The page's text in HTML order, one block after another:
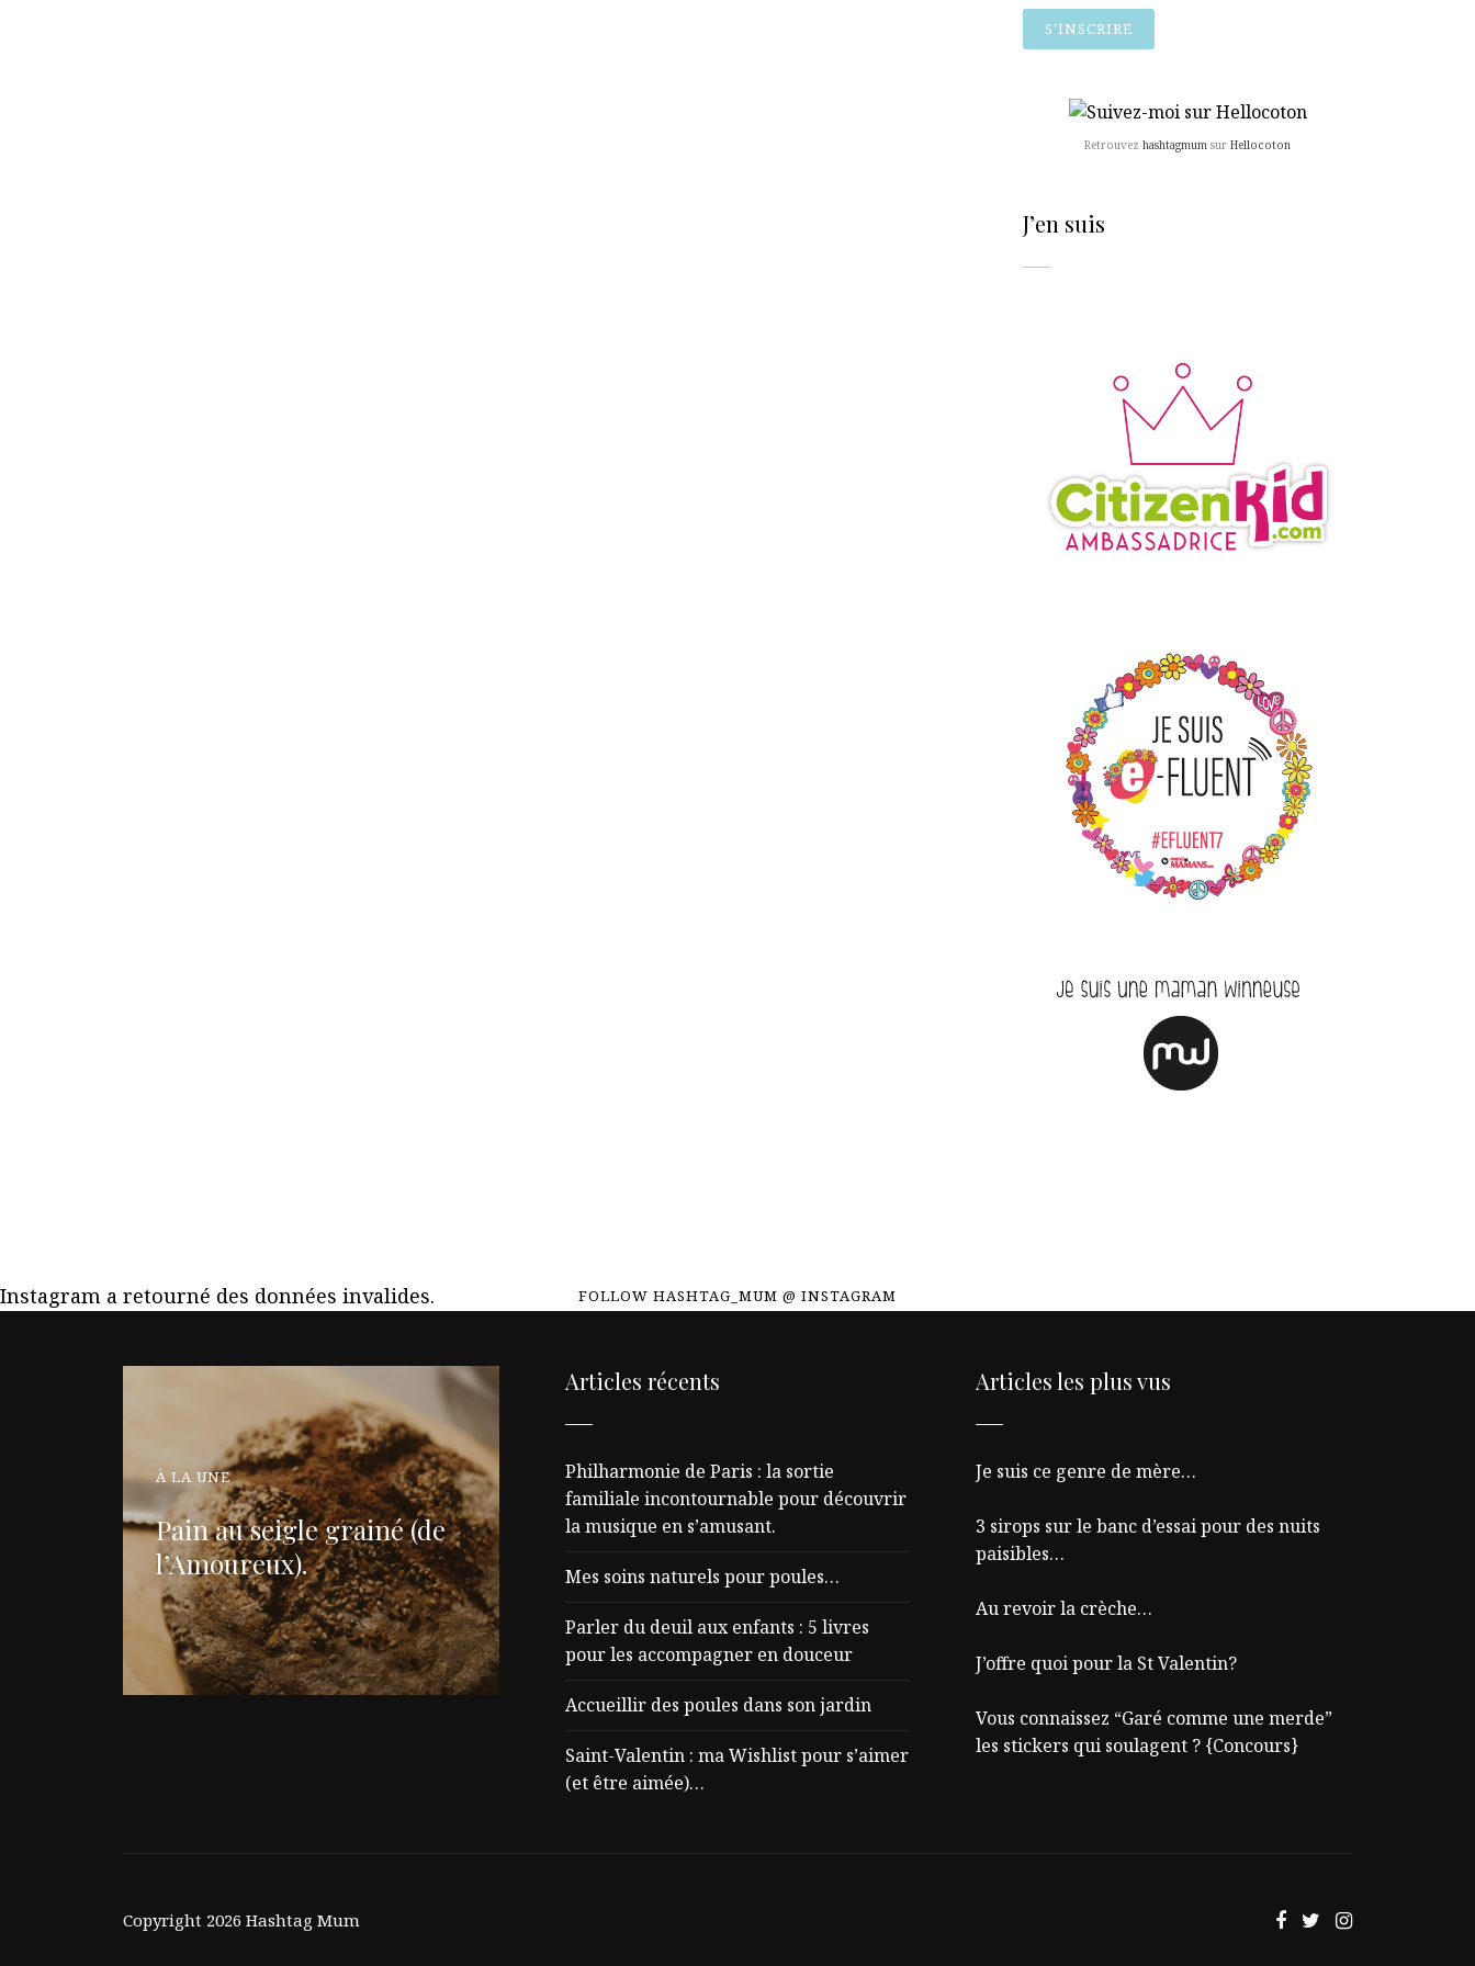
Retrouvez hashtagmum sur Hellocoton
J’en suis
Instagram a retourné des données invalides. FOLLOW HASHTAG_MUM @ INSTAGRAM
À LA UNE
Pain au seigle grainé (de
l’Amoureux).
Articles récents
Philharmonie de Paris : la sortie
familiale incontournable pour découvrir
la musique en s’amusant.
Mes soins naturels pour poules…
Parler du deuil aux enfants : 5 livres
pour les accompagner en douceur
Accueillir des poules dans son jardin
Saint-Valentin : ma Wishlist pour s’aimer
(et être aimée)…
Articles les plus vus
Je suis ce genre de mère…
3 sirops sur le banc d’essai pour des nuits
paisibles…
Au revoir la crèche…
J’offre quoi pour la St Valentin?
Vous connaissez “Garé comme une merde”
les stickers qui soulagent ? {Concours}
Copyright 2026 Hashtag Mum